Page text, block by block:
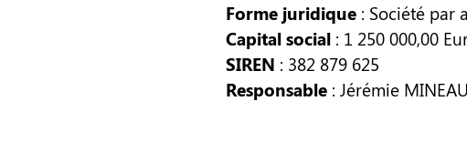
Forme juridique : Société par
Capital social : 1 250 000,00
SIREN : 382 879 625
Responsable : Jérémie